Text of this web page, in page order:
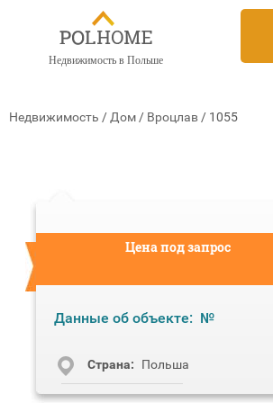
Недвижимость в Польше
Недвижимость / Дом / Вроцлав / 1055
Цена под запрос
Данные об объекте: №
Cтрана: Польша